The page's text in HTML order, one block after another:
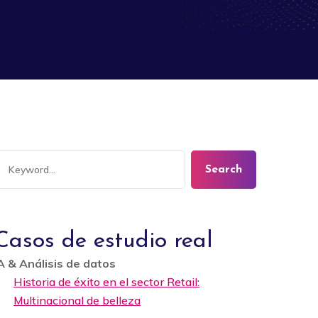
Search
de estudio real
& Análisis de datos
Historia de éxito en el sector Retail:
Multinacional de belleza